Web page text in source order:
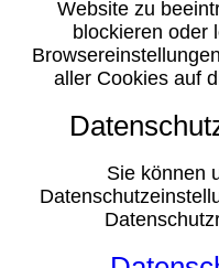
Website zu
blockieren oder
aller Cookies auf
Sie können